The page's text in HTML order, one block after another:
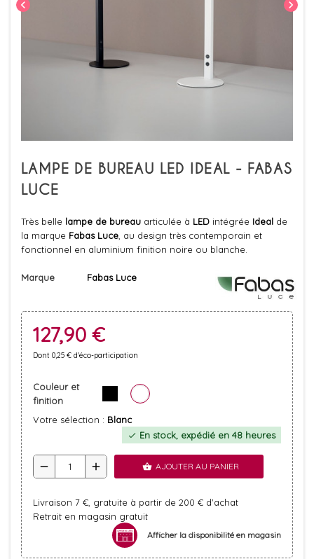
chevron_left chevron_right
LAMPE DE BUREAU LED IDEAL - FABAS
LUCE
Très belle lampe de bureau articulée à LED intégrée Ideal de
la marque Fabas Luce , au design très contemporain et
fonctionnel en aluminium finition noire ou blanche.
Marque Fabas Luce
127,90 €
Dont 0,25 € d'éco-participation
Couleur et
finition
Votre sélection : Blanc
check En stock, expédié en 48 heures
remove add shopping_basket AJOUTER AU PANIER
Livraison 7 €, gratuite à partir de 200 € d'achat
Retrait en magasin gratuit
Afficher la disponibilité en magasin